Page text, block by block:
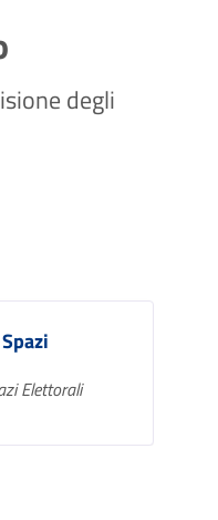
degli
Elettorali